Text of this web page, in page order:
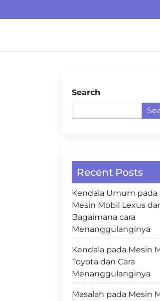
Search
Recent Posts
Kendala Umum pada
Mesin Mobil Lexus
Bagaimana cara
Menanggulanginya
Kendala pada Mesin
Toyota dan Cara
Menanggulanginya
Masalah pada Mesin